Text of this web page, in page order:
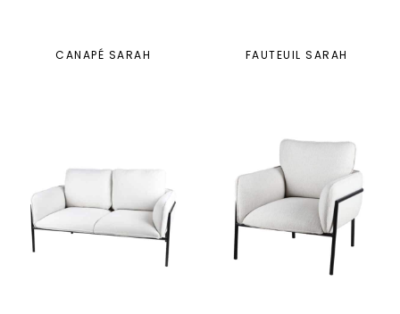
CANAPÉ SARAH FAUTEUIL SARAH